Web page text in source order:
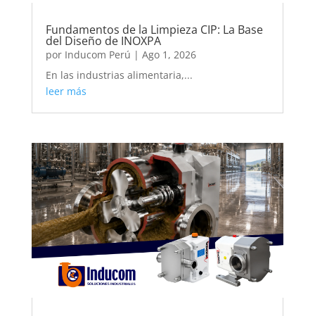
Fundamentos de la Limpieza CIP: La Base
del Diseño de INOXPA
por Inducom Perú | Ago 1, 2026
En las industrias alimentaria,...
leer más